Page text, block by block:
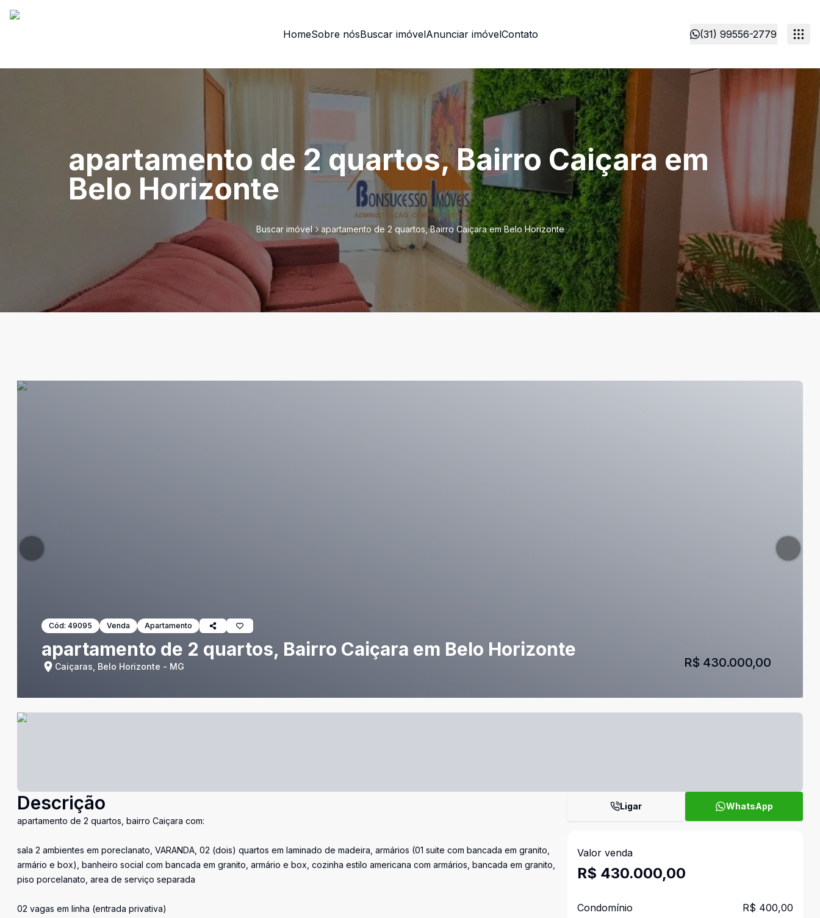
HomeSobre nósBuscar imóvelAnunciar imóvelContato (31) 99556-2779
apartamento de 2 quartos, Bairro Caiçara em
Belo Horizonte
Buscar imóvel apartamento de 2 quartos, Bairro Caiçara em Belo Horizonte
Cód: 49095 Venda Apartamento
apartamento de 2 quartos, Bairro Caiçara em Belo Horizonte
Caiçaras, Belo Horizonte - MG R$ 430.000,00
Descrição
apartamento de 2 quartos, bairro Caiçara com:
sala 2 ambientes em poreclanato, VARANDA, 02 (dois) quartos em laminado de madeira, armários (01 suite com bancada em granito,
armário e box), banheiro social com bancada em granito, armário e box, cozinha estilo americana com armários, bancada em granito,
piso porcelanato, area de serviço separada
02 vagas em linha (entrada privativa)
Ligar WhatsApp
Valor venda
R$ 430.000,00
Condomínio R$ 400,00